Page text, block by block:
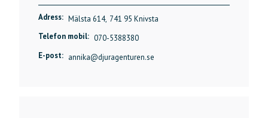
Adress: Mälsta 614, 741 95 Knivsta
Telefon mobil: 070-5388380
E-post: annika@djuragenturen.se